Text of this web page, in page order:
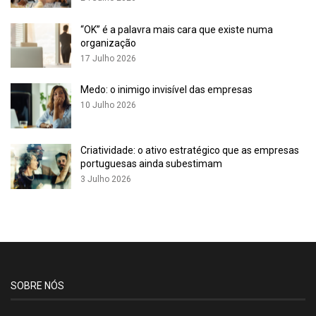
desbloqueada a fase seguinte.
Relativamente a cada uma das etapas, pode-se dizer que o
diagnóstico foi concebido para mapear e avaliar os principais
aspetos que definem o contexto da organização, permitindo
compreender de forma integrada os fatores internos e
e os seus impactos de governação, ambientais e sociais. Já a
materialidade consiste num processo estruturado de
envolvimento das partes interessadas para identificar, priorizar
de prioridades estratégicas, a tomada de decisão e a alocação
esteja alinhada aos impactos de governação, ambientais e
“OK” é a palavra mais cara que existe numa
organização
17 Julho 2026
Medo: o inimigo invisível das empresas
10 Julho 2026
Criatividade: o ativo estratégico que as empresas
portuguesas ainda subestimam
3 Julho 2026
SOBRE NÓS